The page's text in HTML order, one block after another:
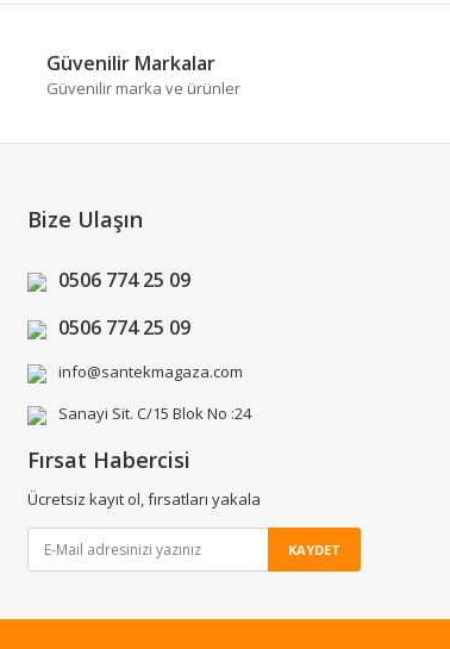
Güvenilir Markalar
Güvenilir marka ve ürünler
Bize Ulaşın
0506 774 25 09
0506 774 25 09
info@santekmagaza.com
Sanayi Sit. C/15 Blok No :24
Fırsat Habercisi
Ücretsiz kayıt ol, fırsatları yakala
KAYDET